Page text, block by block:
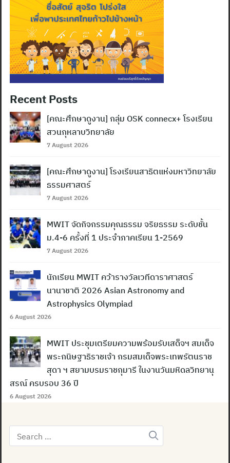
Search
for:
Recent Posts
[คณะศึกษาดูงาน] กลุ่ม OSK connecx+ โรงเรียน
สวนกุหลาบวิทยาลัย
7 August 2026
[คณะศึกษาดูงาน] โรงเรียนสาธิตแห่งมหาวิทยาลัย
ธรรมศาสตร์
7 August 2026
MWIT จัดกิจกรรมคุณธรรม จริยธรรม ระดับชั้น
ม.4-6 ครั้งที่ 1 ประจำภาคเรียน 1-2569
7 August 2026
นักเรียน MWIT คว้ารางวัลเวทีดาราศาสตร์
นานาชาติ 2026 Asian Astronomy and
Astrophysics Olympiad
6 August 2026
MWIT ประชุมเตรียมความพร้อมรับเสด็จฯ สมเด็จ
พระกนิษฐาธิราชเจ้า กรมสมเด็จพระเทพรัตนราช
สุดา ฯ สยามบรมราชกุมารี ในงานวันมหิดลวิทยานุ
สรณ์ ครบรอบ 36 ปี
6 August 2026
Search
for: